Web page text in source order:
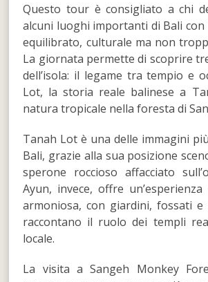
Questo tour è consigliato a chi
alcuni luoghi importanti di Bali
equilibrato, culturale ma non
La giornata permette di scoprire
dell’isola: il legame tra tempio e
Lot, la storia reale balinese a
natura tropicale nella foresta di
Tanah Lot è una delle immagini
Bali, grazie alla sua posizione
sperone roccioso affacciato
Ayun, invece, offre
armoniosa, con giardini, fossati
raccontano il ruolo dei templi
locale.
La visita a Sangeh Monkey